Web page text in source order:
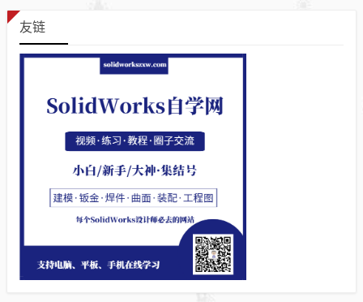
友链